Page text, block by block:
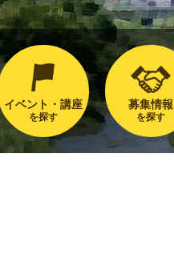
イベント・講座
を探す
募集情報
を探す